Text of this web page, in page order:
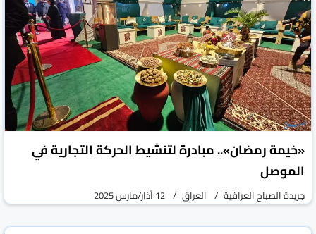
«خيمة رمضان».. مبادرة لتنشيط الحركة التجارية في
الموصل
جريدة الصباح العراقية العراق 12 آذار/مارس 2025